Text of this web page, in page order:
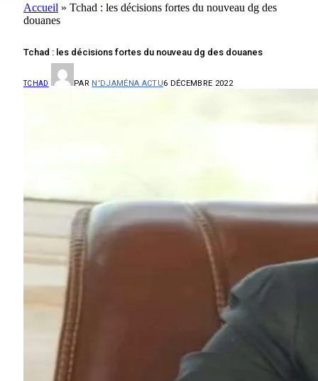
Accueil » Tchad : les décisions fortes du nouveau dg des
douanes
Tchad : les décisions fortes du nouveau dg des douanes
TCHAD PAR N'DJAMÉNA ACTU6 DÉCEMBRE 2022